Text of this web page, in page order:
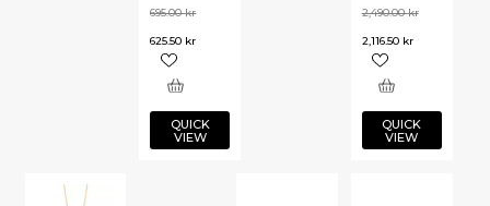
2,490.00kr
2,116.50 kr
QUICK
VIEW
695.00kr
625.50 kr
QUICK
VIEW